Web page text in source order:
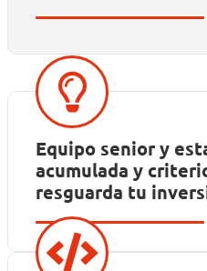
Equipo senior y
acumulada y
resguarda tu